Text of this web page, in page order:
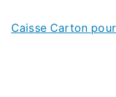
Caisse Carton